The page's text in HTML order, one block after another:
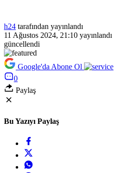
h24 tarafından yayınlandı
11 Ağustos 2024, 21:10 yayınlandı
güncellendi
Google'da Abone Ol
0
Paylaş
Bu Yazıyı Paylaş